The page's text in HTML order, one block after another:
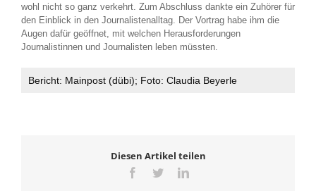
wohl nicht so ganz verkehrt. Zum Abschluss dankte ein Zuhörer für
den Einblick in den Journalistenalltag. Der Vortrag habe ihm die
Augen dafür geöffnet, mit welchen Herausforderungen
Journalistinnen und Journalisten leben müssten.
Bericht: Mainpost (dübi); Foto: Claudia Beyerle
Diesen Artikel teilen
Facebook
TwitterLinkedIn